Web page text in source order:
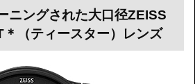
ニングされた大口径ZEISS
（ティースター）レンズ